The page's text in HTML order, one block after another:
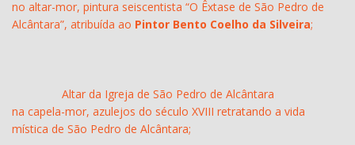
no altar-mor, pintura seiscentista “O Êxtase de São Pedro de
Alcântara”, atribuída ao Pintor Bento Coelho da Silveira;
Altar da Igreja de São Pedro de Alcântara
na capela-mor, azulejos do século XVIII retratando a vida
mística de São Pedro de Alcântara;